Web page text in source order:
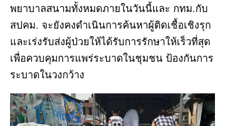
พยาบาลสนามทั้งหมดภายในวันนี้และ กทม.กับ
สปคม. จะยังคงดำเนินการค้นหาผู้ติดเชื้อเชิงรุก
และเร่งรับส่งผู้ป่วยให้ได้รับการรักษาให้เร็วที่สุด
เพื่อควบคุมการแพร่ระบาดในชุมชน ป้องกันการ
ระบาดในวงกว้าง